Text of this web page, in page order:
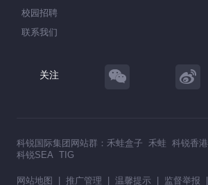
校园招聘
联系我们
关注
科锐国际集团网站群： 禾蛙盒子 禾蛙 科锐香港
科锐SEA TIG
网站地图 推广管理 温馨提示 监督举报